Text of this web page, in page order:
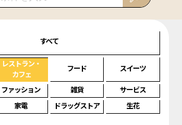
すべて
レストラン・
カフェ
フード スイーツ
ファッション 雑貨
サービス
家電 ドラッグストア 生花